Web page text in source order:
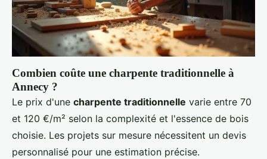
Combien coûte une charpente traditionnelle à
Annecy ?
Le prix d'une charpente traditionnelle varie entre 70
et 120 €/m² selon la complexité et l'essence de bois
choisie. Les projets sur mesure nécessitent un devis
personnalisé pour une estimation précise.